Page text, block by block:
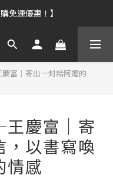
免運優惠！】
富│寄出一封給阿嬤的
王慶富│寄
，以書寫喚
情感